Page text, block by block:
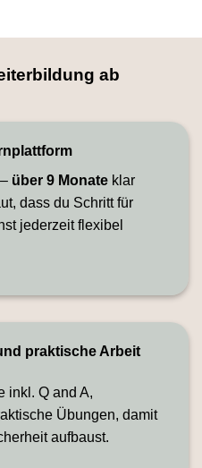
ab
über 9 Monate klar
dass du Schritt für
jederzeit flexibel
praktische Arbeit
inkl. Q and A,
Übungen, damit
aufbaust.